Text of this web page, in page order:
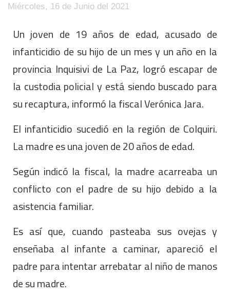
Miércoles, 16 de Junio del 2021
Un joven de 19 años de edad, acusado de
infanticidio de su hijo de un mes y un año en la
provincia Inquisivi de La Paz, logró escapar de
la custodia policial y está siendo buscado para
su recaptura, informó la fiscal Verónica Jara.
El infanticidio sucedió en la región de Colquiri.
La madre es una joven de 20 años de edad.
Según indicó la fiscal, la madre acarreaba un
conflicto con el padre de su hijo debido a la
asistencia familiar.
Es así que, cuando pasteaba sus ovejas y
enseñaba al infante a caminar, apareció el
padre para intentar arrebatar al niño de manos
de su madre.